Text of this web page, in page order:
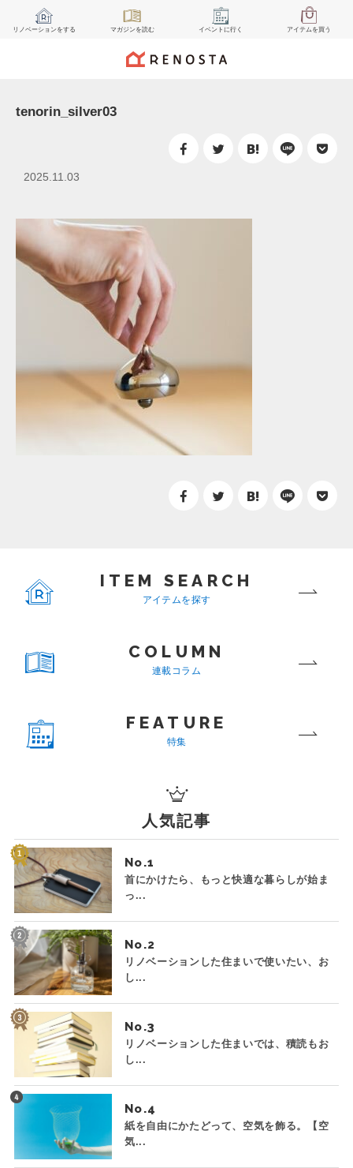
リノベーションをする マガジンを読む イベント に行く アイテムを買う
tenorin_silver03
2025.11.03
ITEM SEARCH
アイテムを探す
COLUMN
連載コラム
FEATURE
特集
人気記事
No.
首にかけたら、もっと快適な暮らしが始ま
っ...
No.
リノベーションした住まいで使いたい、お
し...
No.
リノベーションした住まいでは、積読もお
し...
No.
紙を自由にかたどって、空気を飾る。【空
気...